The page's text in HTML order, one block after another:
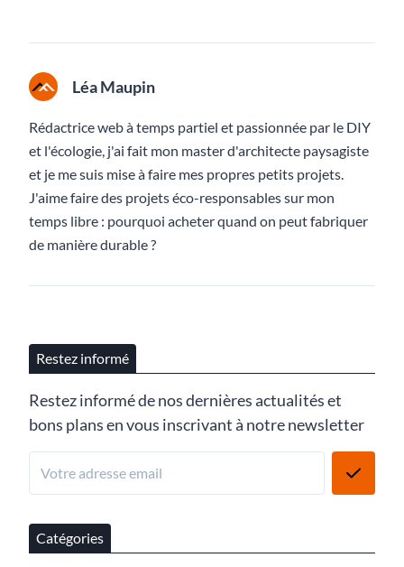
Léa Maupin
Rédactrice web à temps partiel et passionnée par le DIY
et l'écologie, j'ai fait mon master d'architecte paysagiste
et je me suis mise à faire mes propres petits projets.
J'aime faire des projets éco-responsables sur mon
temps libre : pourquoi acheter quand on peut fabriquer
de manière durable ?
Restez informé
Restez informé de nos dernières actualités et
bons plans en vous inscrivant à notre newsletter
Catégories